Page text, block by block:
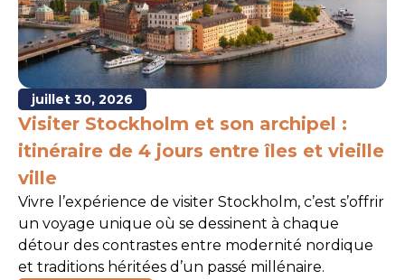
juillet 30, 2026
Visiter Stockholm et son archipel :
itinéraire de 4 jours entre îles et vieille
ville
Vivre l’expérience de visiter Stockholm, c’est s’offrir
un voyage unique où se dessinent à chaque
détour des contrastes entre modernité nordique
et traditions héritées d’un passé millénaire.